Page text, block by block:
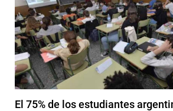
El 75% de los estudiantes